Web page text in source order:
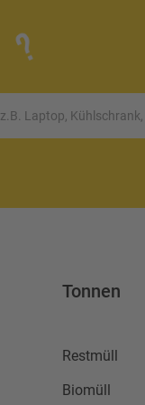
z.B. Laptop,
Tonnen
Restmüll
Biomüll